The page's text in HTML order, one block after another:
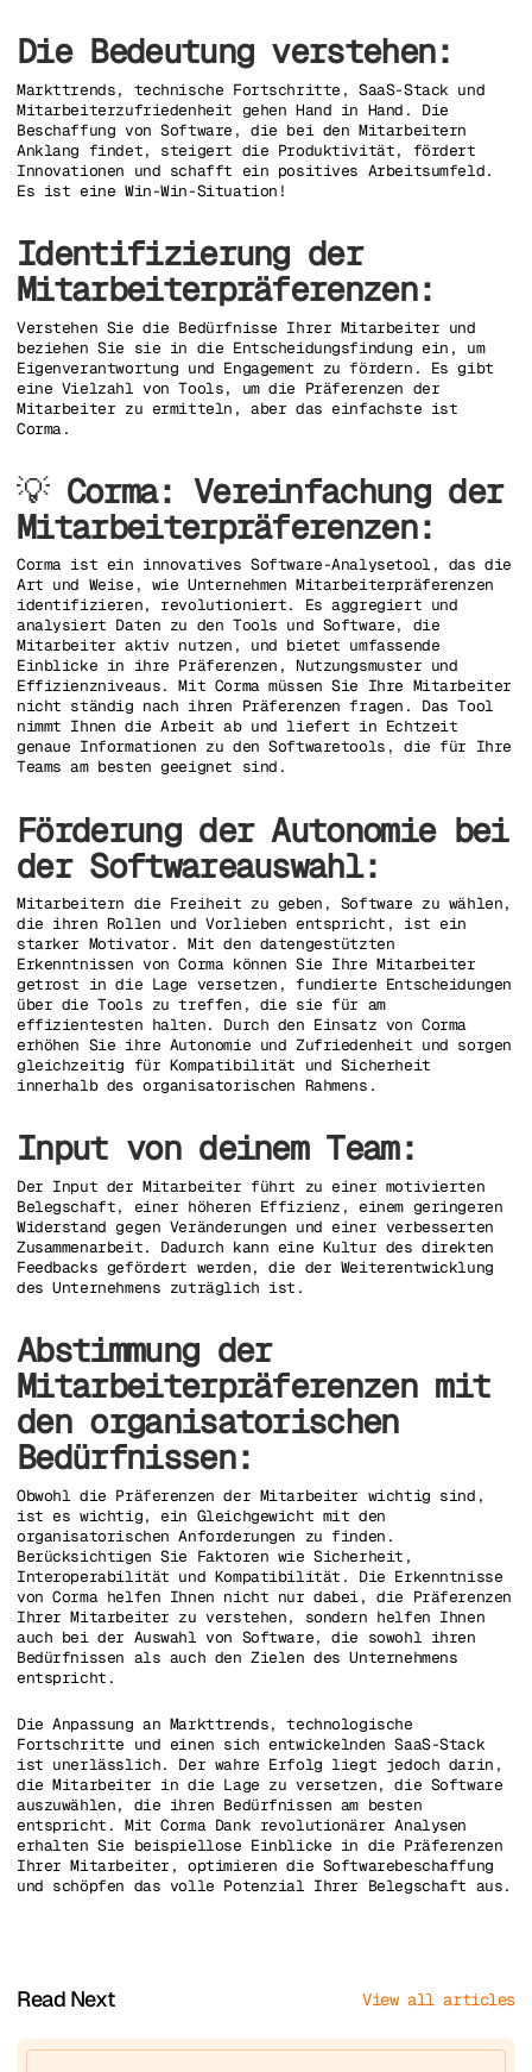
Die Bedeutung verstehen:
Markttrends, technische Fortschritte, SaaS-Stack und
Mitarbeiterzufriedenheit gehen Hand in Hand. Die
Beschaffung von Software, die bei den Mitarbeitern
Anklang findet, steigert die Produktivität, fördert
Innovationen und schafft ein positives Arbeitsumfeld.
Es ist eine Win-Win-Situation!
Identifizierung der
Mitarbeiterpräferenzen:
Verstehen Sie die Bedürfnisse Ihrer Mitarbeiter und
beziehen Sie sie in die Entscheidungsfindung ein, um
Eigenverantwortung und Engagement zu fördern. Es gibt
eine Vielzahl von Tools, um die Präferenzen der
Mitarbeiter zu ermitteln, aber das einfachste ist
Corma.
💡 Corma: Vereinfachung der
Mitarbeiterpräferenzen:
Corma ist ein innovatives Software-Analysetool, das die
Art und Weise, wie Unternehmen Mitarbeiterpräferenzen
identifizieren, revolutioniert. Es aggregiert und
analysiert Daten zu den Tools und Software, die
Mitarbeiter aktiv nutzen, und bietet umfassende
Einblicke in ihre Präferenzen, Nutzungsmuster und
Effizienzniveaus. Mit Corma müssen Sie Ihre Mitarbeiter
nicht ständig nach ihren Präferenzen fragen. Das Tool
nimmt Ihnen die Arbeit ab und liefert in Echtzeit
genaue Informationen zu den Softwaretools, die für Ihre
Teams am besten geeignet sind.
Förderung der Autonomie bei
der Softwareauswahl:
Mitarbeitern die Freiheit zu geben, Software zu wählen,
die ihren Rollen und Vorlieben entspricht, ist ein
starker Motivator. Mit den datengestützten
Erkenntnissen von Corma können Sie Ihre Mitarbeiter
getrost in die Lage versetzen, fundierte Entscheidungen
über die Tools zu treffen, die sie für am
effizientesten halten. Durch den Einsatz von Corma
erhöhen Sie ihre Autonomie und Zufriedenheit und sorgen
gleichzeitig für Kompatibilität und Sicherheit
innerhalb des organisatorischen Rahmens.
Input von deinem Team:
Der Input der Mitarbeiter führt zu einer motivierten
Belegschaft, einer höheren Effizienz, einem geringeren
Widerstand gegen Veränderungen und einer verbesserten
Zusammenarbeit. Dadurch kann eine Kultur des direkten
Feedbacks gefördert werden, die der Weiterentwicklung
des Unternehmens zuträglich ist.
Abstimmung der
Mitarbeiterpräferenzen mit
den organisatorischen
Bedürfnissen:
Obwohl die Präferenzen der Mitarbeiter wichtig sind,
ist es wichtig, ein Gleichgewicht mit den
organisatorischen Anforderungen zu finden.
Berücksichtigen Sie Faktoren wie Sicherheit,
Interoperabilität und Kompatibilität. Die Erkenntnisse
von Corma helfen Ihnen nicht nur dabei, die Präferenzen
Ihrer Mitarbeiter zu verstehen, sondern helfen Ihnen
auch bei der Auswahl von Software, die sowohl ihren
Bedürfnissen als auch den Zielen des Unternehmens
entspricht.
Die Anpassung an Markttrends, technologische
Fortschritte und einen sich entwickelnden SaaS-Stack
ist unerlässlich. Der wahre Erfolg liegt jedoch darin,
die Mitarbeiter in die Lage zu versetzen, die Software
auszuwählen, die ihren Bedürfnissen am besten
entspricht. Mit Corma Dank revolutionärer Analysen
erhalten Sie beispiellose Einblicke in die Präferenzen
Ihrer Mitarbeiter, optimieren die Softwarebeschaffung
und schöpfen das volle Potenzial Ihrer Belegschaft aus.
Read Next View all articles